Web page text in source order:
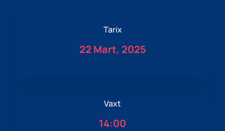
Tarix
22 Mart, 2025
Vaxt
14:00